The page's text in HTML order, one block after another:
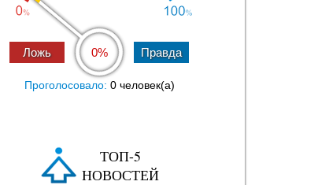
0%
Проголосовало: 0 человек(a)
ТОП-5
НОВОСТЕЙ